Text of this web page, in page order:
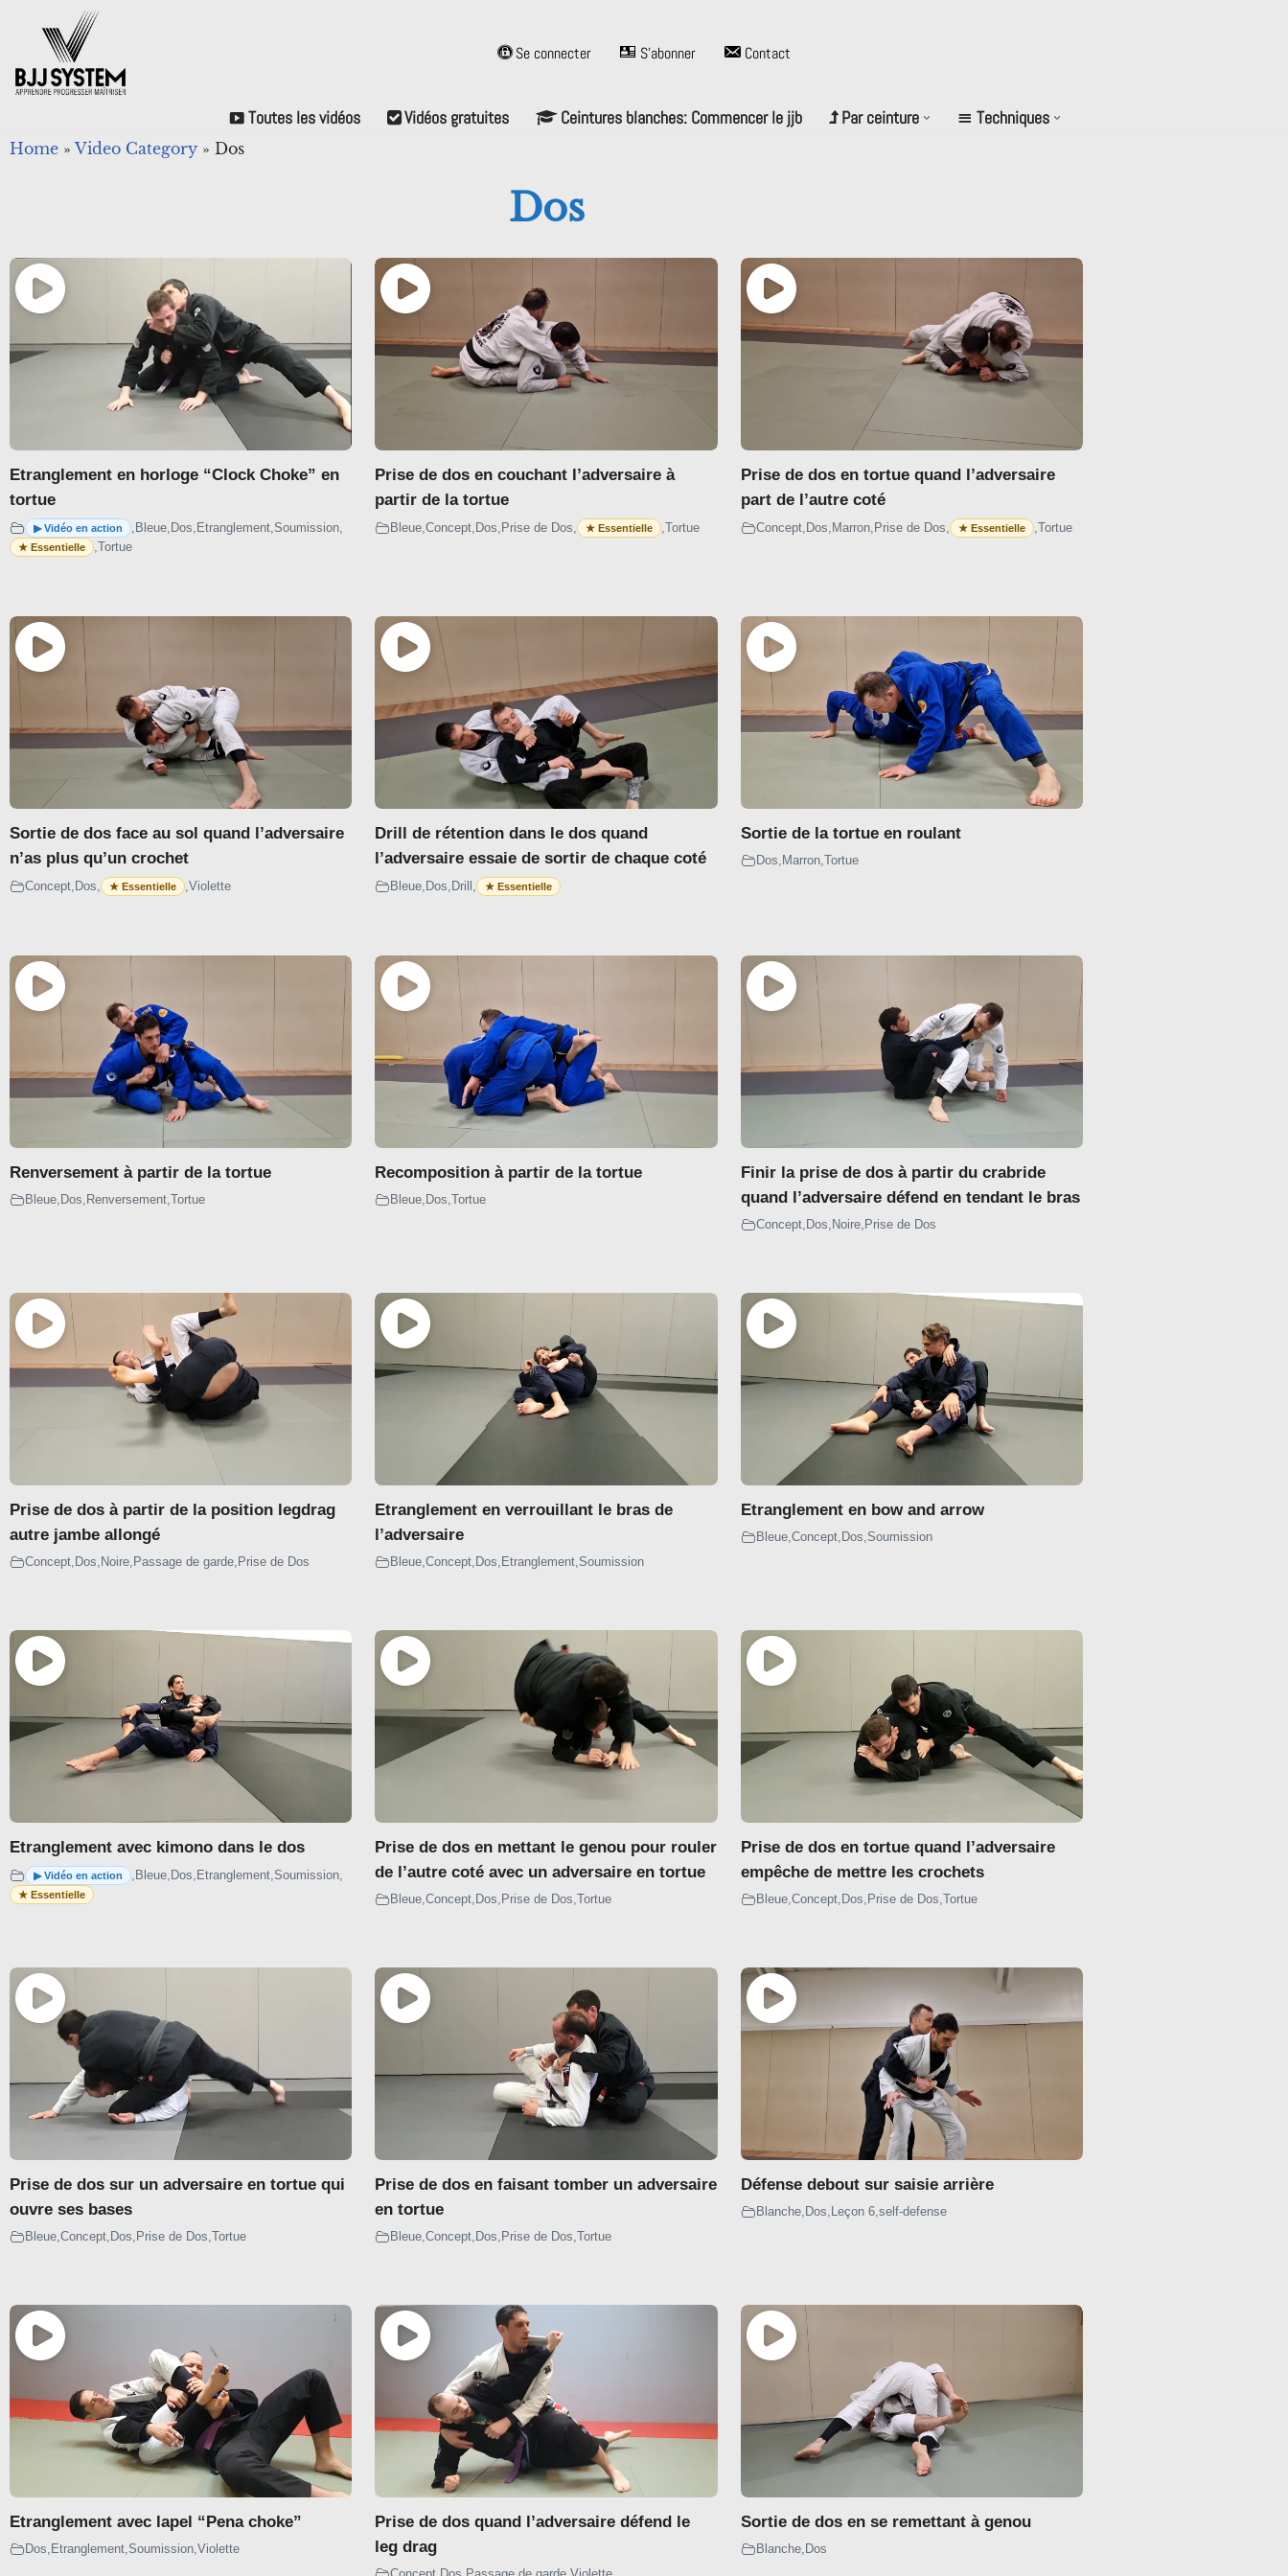
Aller
au
contenu
Se connecter S’abonner Contact
Toutes les vidéos Vidéos gratuites Ceintures blanches: Commencer le jjb Par ceinture Techniques
Dessous
DEMI GARDE
Dessus
Demi garde profonde
Demi garde Lapel
PAPILLON
Dessus
50/50
Dessus
X-GUARD
Dessus
Dessous
Dessous
Dessus
Dessous
COL MANCHE
Dessous
LAPEL LASSO
Dessous
WORM
Dessus
Dessous
REVERSE DELAWORM
Dessus
Dessous
POLISH WORM
Dessus
Dessous
SQUID
Dessous
Dessous
DEEP DELARIVA
Dessus
REVERSE DE LA RIVA
Home »Video Category » Dos
Dos
Etranglement en horloge “Clock Choke” en
tortue
Bleue Dos Etranglement Soumission
Tortue
Prise de dos en couchant l’adversaire à
partir de la tortue
Bleue ,Concept Dos Prise de Dos , ,Tortue
Prise de dos en tortue quand l’adversaire
part de l’autre coté
Concept, Dos Marron, Prise de Dos , Tortue
Sortie de dos face au sol quand l’adversaire
n’as plus qu’un crochet
Concept Dos Violette
Drill de rétention dans le dos quand
l’adversaire essaie de sortir de chaque coté
Bleue Dos Drill ,
Sortie de la tortue en roulant
Dos Marron, Tortue
Renversement à partir de la tortue
Bleue Dos Renversement Tortue
Recomposition à partir de la tortue
Bleue Dos ,Tortue
Finir la prise de dos à partir du crabride
quand l’adversaire défend en tendant le bras
Concept, Dos Noire, Prise de Dos
Prise de dos à partir de la position legdrag
autre jambe allongé
Concept Dos Noire Passage de garde Prise de Dos
Etranglement en verrouillant le bras de
l’adversaire
Bleue ,Concept Dos Etranglement ,Soumission
Etranglement en bow and arrow
Bleue, Concept, Dos Soumission
Etranglement avec kimono dans le dos
Bleue Dos Etranglement Soumission
Prise de dos en mettant le genou pour rouler
de l’autre coté avec un adversaire en tortue
Bleue ,Concept Dos Prise de Dos ,Tortue
Prise de dos en tortue quand l’adversaire
empêche de mettre les crochets
Bleue, Concept, Dos Prise de Dos Tortue
Prise de dos sur un adversaire en tortue qui
ouvre ses bases
Bleue Concept Dos Prise de Dos Tortue
Prise de dos en faisant tomber un adversaire
en tortue
Bleue ,Concept Dos Prise de Dos ,Tortue
Défense debout sur saisie arrière
Blanche, Dos Leçon 6, self-defense
Etranglement avec lapel “Pena choke”
Dos Etranglement Soumission Violette
Prise de dos quand l’adversaire défend le
leg drag
Sortie de dos en se remettant à genou
Blanche, Dos